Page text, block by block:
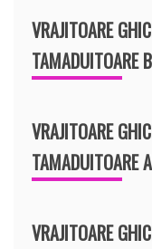
VRAJITOARE
TAMADUITOARE
VRAJITOARE
TAMADUITOARE
VRAJITOARE